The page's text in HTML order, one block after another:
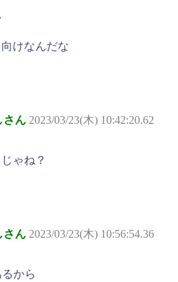
けなんだな
さん 2023/03/23(木) 10:42:20.62
ゃね？
さん 2023/03/23(木) 10:56:54.36
から